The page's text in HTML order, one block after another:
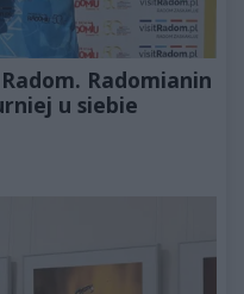
Radomianin
u siebie